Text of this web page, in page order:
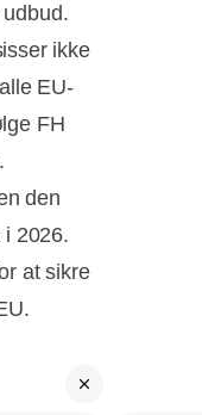
ikke
EU-
FH
den
2026.
at sikre